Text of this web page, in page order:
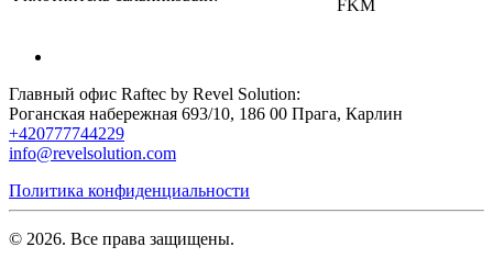
FKM
Главный офис Raftec by Revel Solution:
Роганская набережная 693/10, 186 00 Прага, Карлин
+420777744229
info@revelsolution.com
Политика конфиденциальности
© 2026. Все права защищены.